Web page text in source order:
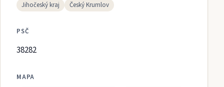
Jihočeský kraj Český Krumlov
PSČ
38282
MAPA